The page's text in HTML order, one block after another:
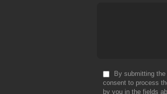
By submitting
consent to process
by you in the fields